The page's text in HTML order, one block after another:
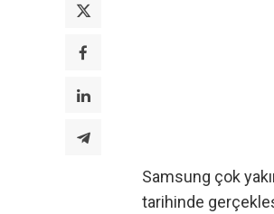
Samsung çok
tarihinde